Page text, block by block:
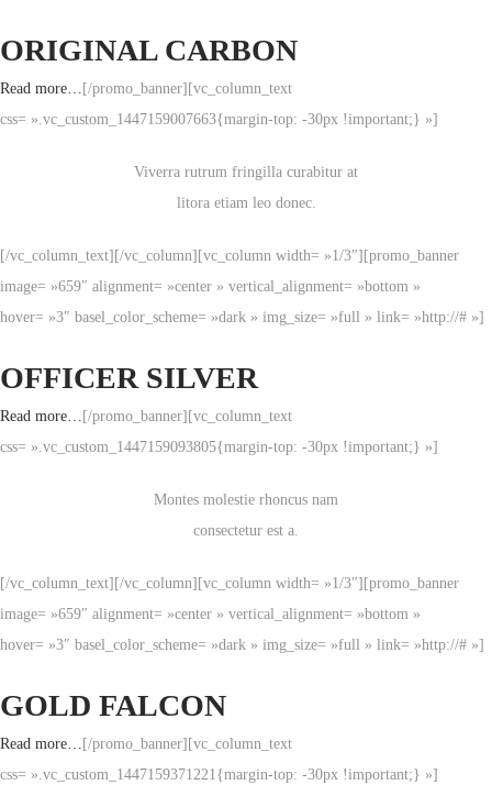
ORIGINAL CARBON
Read more… [/promo_banner][vc_column_text
css= ».vc_custom_1447159007663{margin-top: -30px !important;} »]
Viverra rutrum fringilla curabitur at
litora etiam leo donec.
[/vc_column_text][/vc_column][vc_column width= »1/3″][promo_banner
image= »659″ alignment= »center » vertical_alignment= »bottom »
hover= »3″ basel_color_scheme= »dark » img_size= »full » link= »http://# »]
OFFICER SILVER
Read more… [/promo_banner][vc_column_text
css= ».vc_custom_1447159093805{margin-top: -30px !important;} »]
Montes molestie rhoncus nam
consectetur est a.
[/vc_column_text][/vc_column][vc_column width= »1/3″][promo_banner
image= »659″ alignment= »center » vertical_alignment= »bottom »
hover= »3″ basel_color_scheme= »dark » img_size= »full » link= »http://# »]
GOLD FALCON
Read more… [/promo_banner][vc_column_text
css= ».vc_custom_1447159371221{margin-top: -30px !important;} »]